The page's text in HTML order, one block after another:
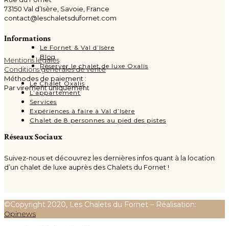
Le Fornet & Val d’Isère
Blog
Réserver le chalet de luxe Oxalis
Le Chalet Oxalis
L’appartement
Services
Expériences à faire à Val d’Isère
Chalet de 8 personnes au pied des pistes
73150 Val d’Isère, Savoie, France
contact@leschaletsdufornet.com
Informations
Mentions légales
Conditions générales de vente
Méthodes de paiement :
Par virement uniquement
Réseaux Sociaux
Suivez-nous et découvrez les dernières infos quant à la location
d’un chalet de luxe auprès des Chalets du Fornet !
©Copyright 2020, Les Chalets du Fornet – Réalisation:
Opinews